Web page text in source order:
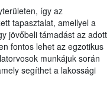
így az
tapasztalat, amellyel a
jövőbeli támadást az adott
fontos lehet az egzotikus
munkájuk során
segíthet a lakossági